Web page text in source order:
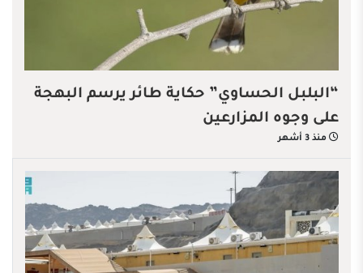
“البلبل الحساوي” حكاية طائر يرسم البهجة
على وجوه المزارعين
منذ 3 أشهر